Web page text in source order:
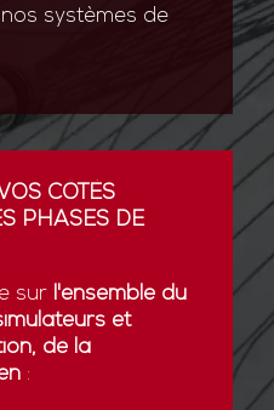
systèmes de
CÔTÉS
PHASES DE
sur l'ensemble du
et
de la
: